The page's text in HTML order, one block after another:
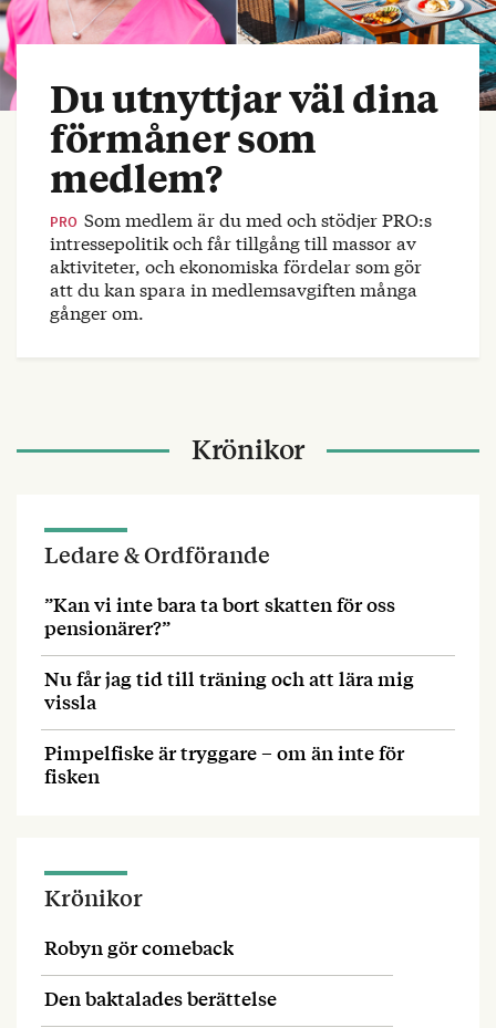
Du utnyttjar väl dina
förmåner som
medlem?
PRO Som medlem är du med och stödjer PRO:s
intressepolitik och får tillgång till massor av
aktiviteter, och ekonomiska fördelar som gör
att du kan spara in medlemsavgiften många
gånger om.
Krönikor
Ledare & Ordförande
”Kan vi inte bara ta bort skatten för oss
pensionärer?”
Nu får jag tid till träning och att lära mig
vissla
Pimpelfiske är tryggare – om än inte för
fisken
Krönikor
Robyn gör comeback
Den baktalades berättelse